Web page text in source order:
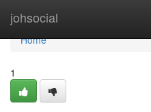
johsocial
Home
Home
1